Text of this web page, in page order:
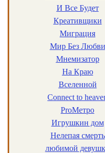
И Все Будет
Креативщики
Миграция
Мир Без Любви
Мнемизатор
На Краю
Вселенной
Connect to
ProМетро
Игрушкин дом
Нелепая смерть
любимой